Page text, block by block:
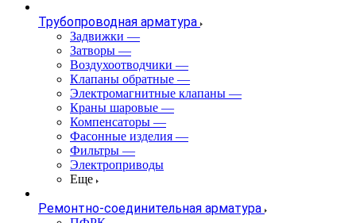
Трубопроводная арматура
Задвижки —
Затворы —
Воздухоотводчики —
Клапаны обратные —
Электромагнитные клапаны —
Краны шаровые —
Компенсаторы —
Фасонные изделия —
Фильтры —
Электроприводы
Еще
Ремонтно-соединительная арматура